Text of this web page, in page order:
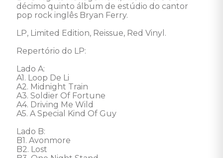
décimo quinto álbum de estúdio do cantor
pop rock inglês Bryan Ferry.
LP, Limited Edition, Reissue, Red Vinyl.
Repertório do LP:
Lado A:
A1. Loop De Li
A2. Midnight Train
A3. Soldier Of Fortune
A4. Driving Me Wild
A5. A Special Kind Of Guy
Lado B:
B1. Avonmore
B2. Lost